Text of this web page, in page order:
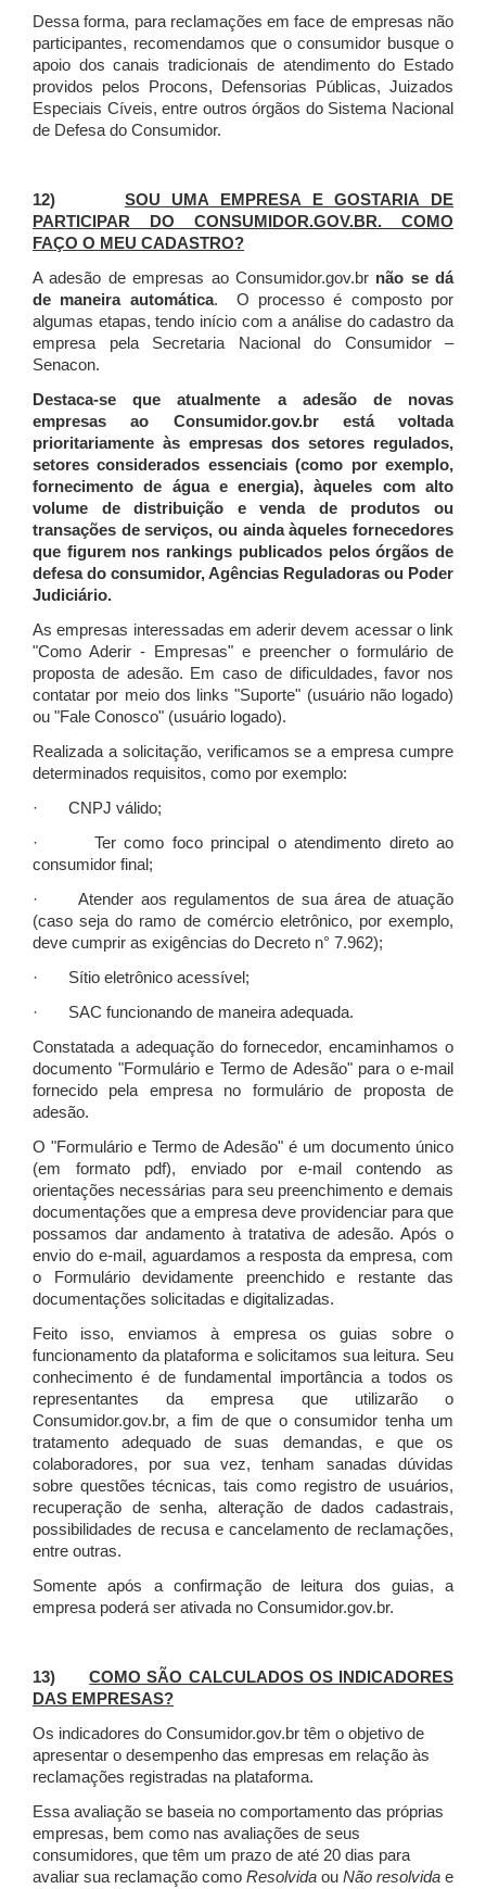
Dessa forma, para reclamações em face de empresas não
participantes, recomendamos que o consumidor busque o
apoio dos canais tradicionais de atendimento do Estado
providos pelos Procons, Defensorias Públicas, Juizados
Especiais Cíveis, entre outros órgãos do Sistema Nacional
de Defesa do Consumidor.
12) SOU UMA EMPRESA E GOSTARIA DE
PARTICIPAR DO CONSUMIDOR.GOV.BR. COMO
FAÇO O MEU CADASTRO?
A adesão de empresas ao Consumidor.gov.br não se dá
de maneira automática. O processo é composto por
algumas etapas, tendo início com a análise do cadastro da
empresa pela Secretaria Nacional do Consumidor –
Senacon.
Destaca-se que atualmente a adesão de novas
empresas ao Consumidor.gov.br está voltada
prioritariamente às empresas dos setores regulados,
setores considerados essenciais (como por exemplo,
fornecimento de água e energia), àqueles com alto
volume de distribuição e venda de produtos ou
transações de serviços, ou ainda àqueles fornecedores
que figurem nos rankings publicados pelos órgãos de
defesa do consumidor, Agências Reguladoras ou Poder
Judiciário.
As empresas interessadas em aderir devem acessar o link
"Como Aderir - Empresas" e preencher o formulário de
proposta de adesão. Em caso de dificuldades, favor nos
contatar por meio dos links "Suporte" (usuário não logado)
ou "Fale Conosco" (usuário logado).
Realizada a solicitação, verificamos se a empresa cumpre
determinados requisitos, como por exemplo:
· CNPJ válido;
· Ter como foco principal o atendimento direto ao
consumidor final;
· Atender aos regulamentos de sua área de atuação
(caso seja do ramo de comércio eletrônico, por exemplo,
deve cumprir as exigências do Decreto n° 7.962);
· Sítio eletrônico acessível;
· SAC funcionando de maneira adequada.
Constatada a adequação do fornecedor, encaminhamos o
documento "Formulário e Termo de Adesão" para o e-mail
fornecido pela empresa no formulário de proposta de
adesão.
O "Formulário e Termo de Adesão" é um documento único
(em formato pdf), enviado por e-mail contendo as
orientações necessárias para seu preenchimento e demais
documentações que a empresa deve providenciar para que
possamos dar andamento à tratativa de adesão. Após o
envio do e-mail, aguardamos a resposta da empresa, com
o Formulário devidamente preenchido e restante das
documentações solicitadas e digitalizadas.
Feito isso, enviamos à empresa os guias sobre o
funcionamento da plataforma e solicitamos sua leitura. Seu
conhecimento é de fundamental importância a todos os
representantes da empresa que utilizarão o
Consumidor.gov.br, a fim de que o consumidor tenha um
tratamento adequado de suas demandas, e que os
colaboradores, por sua vez, tenham sanadas dúvidas
sobre questões técnicas, tais como registro de usuários,
recuperação de senha, alteração de dados cadastrais,
possibilidades de recusa e cancelamento de reclamações,
entre outras.
Somente após a confirmação de leitura dos guias, a
empresa poderá ser ativada no Consumidor.gov.br.
13)COMO SÃO CALCULADOS OS INDICADORES
DAS EMPRESAS?
Os indicadores do Consumidor.gov.br têm o objetivo de
apresentar o desempenho das empresas em relação às
reclamações registradas na plataforma.
Essa avaliação se baseia no comportamento das próprias
empresas, bem como nas avaliações de seus
consumidores, que têm um prazo de até 20 dias para
avaliar sua reclamação como Resolvida ou Não resolvida e